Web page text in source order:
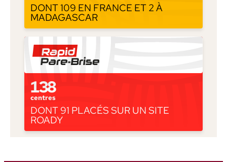
DONT 109 EN FRANCE ET 2 À
MADAGASCAR
138
centres
DONT 91 PLACÉS SUR UN SITE
ROADY